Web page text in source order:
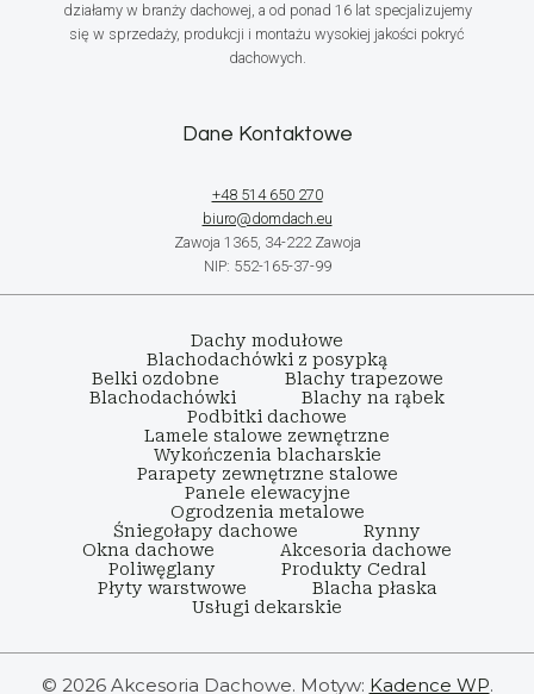
działamy w branży dachowej, a od ponad 16 lat specjalizujemy
się w sprzedaży, produkcji i montażu wysokiej jakości pokryć
dachowych.
Dane Kontaktowe
+48 514 650 270
biuro@domdach.eu
Zawoja 1365, 34-222 Zawoja
NIP: 552-165-37-99
Dachy modułowe
Blachodachówki z posypką
Belki ozdobne
Blachy trapezowe
Blachodachówki
Blachy na rąbek
Podbitki dachowe
Lamele stalowe zewnętrzne
Wykończenia blacharskie
Parapety zewnętrzne stalowe
Panele elewacyjne
Ogrodzenia metalowe
Śniegołapy dachowe
Rynny
Okna dachowe
Akcesoria dachowe
Poliwęglany
Produkty Cedral
Płyty warstwowe
Blacha płaska
Usługi dekarskie
© 2026 Akcesoria Dachowe. Motyw: Kadence WP.